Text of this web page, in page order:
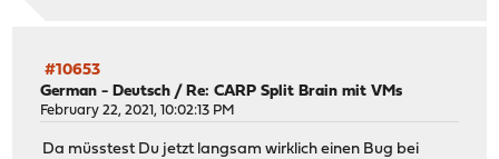
#10653
German - Deutsch /Re: CARP Split Brain mit VMs
February 22, 2021, 10:02:13 PM
Da müsstest Du jetzt langsam wirklich einen Bug bei